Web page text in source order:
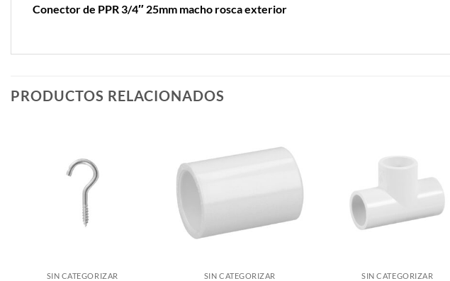
Conector de PPR 3/4″ 25mm macho rosca exterior
PRODUCTOS RELACIONADOS
SIN CATEGORIZAR SIN CATEGORIZAR SIN CATEGORIZAR